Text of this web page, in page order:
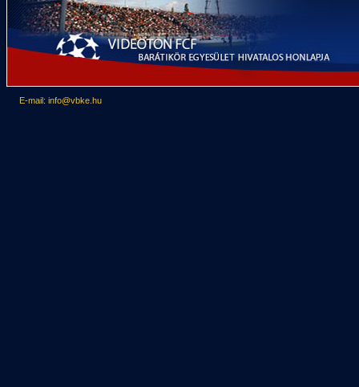
E-mail: info@vbke.hu